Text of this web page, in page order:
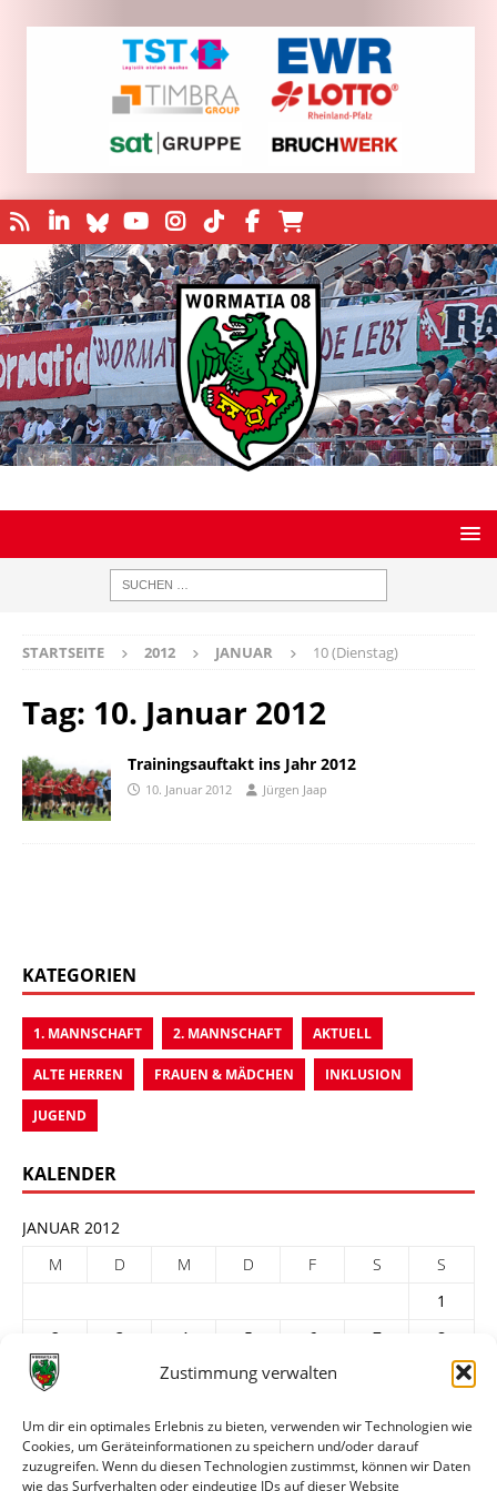
Zustimmung verwalten
Um dir ein optimales Erlebnis zu bieten, verwenden wir Technologien wie
Cookies, um Geräteinformationen zu speichern und/oder darauf
zuzugreifen. Wenn du diesen Technologien zustimmst, können wir Daten
wie das Surfverhalten oder eindeutige IDs auf dieser Website
STARTSEITE 2012 JANUAR 10 (Dienstag)
Tag: 10. Januar 2012
Trainingsauftakt ins Jahr 2012
10. Januar 2012 Jürgen Jaap
KATEGORIEN
1. MANNSCHAFT 2. MANNSCHAFT AKTUELL
ALTE HERREN FRAUEN & MÄDCHEN INKLUSION
JUGEND
KALENDER
JANUAR 2012
M
D M D F S
S
1
2
3 4 5 6 7
8
9
11 12 13
23
24 25 26 27 28
30
31